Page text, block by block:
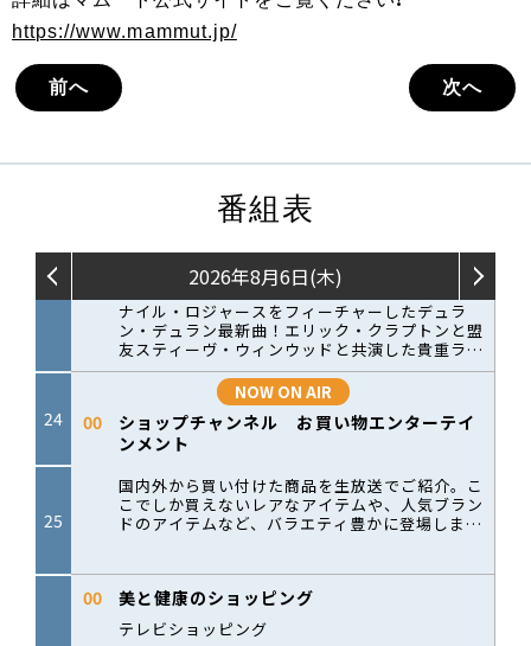
https://www.mammut.jp/
前へ 次へ
番組表